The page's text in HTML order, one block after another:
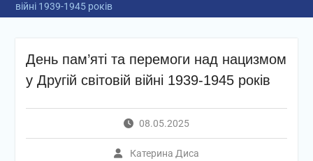
війні 1939-1945 років
День пам’яті та перемоги над нацизмом
у Другій світовій війні 1939-1945 років
08.05.2025
Катерина Диса